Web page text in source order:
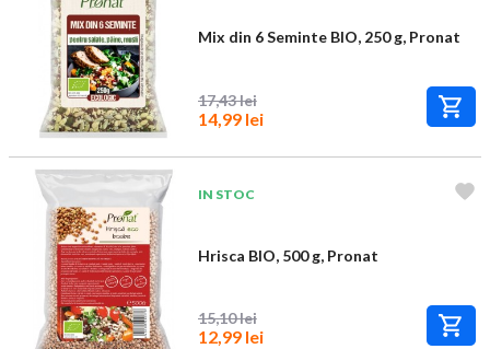
Mix din 6 Seminte BIO, 250 g, Pronat
17,43 lei
14,99 lei
IN STOC
Hrisca BIO, 500 g, Pronat
15,10 lei
12,99 lei